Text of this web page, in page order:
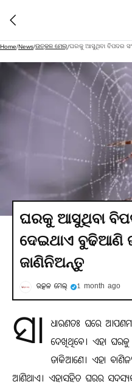
Home/News/ଉତ୍କଳ ମେଲ୍/ଘରକୁ ଆସୁଥିବା ବିପଦର
ଘରକୁ ଆସୁଥିବା
ଦେଇଥାଏ ବୁଢିଆଣି
ଜାଣିନିଅନ୍ତୁ
ଉତ୍କଳ ମେଲ୍ 1 month ago
ସା
ଧାରଣତଃ ଘରେ
ଦେଖିଥିବେ। ଏହା ଘରକୁ
ଡାକିଆଣେ। ଏହା
ଆଣିଥାଏ। ଏହାସହିତ ଘରର